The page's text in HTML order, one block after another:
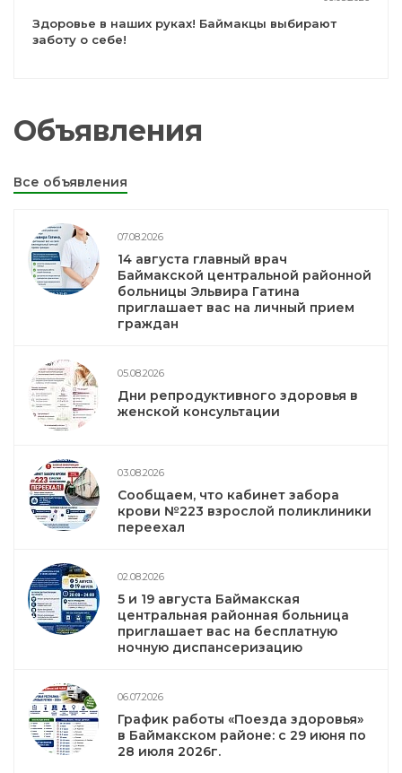
Здоровье в наших руках! Баймакцы выбирают
заботу о себе!
Объявления
Все объявления
07.08.2026
14 августа главный врач
Баймакской центральной районной
больницы Эльвира Гатина
приглашает вас на личный прием
граждан
05.08.2026
Дни репродуктивного здоровья в
женской консультации
03.08.2026
Сообщаем, что кабинет забора
крови №223 взрослой поликлиники
переехал
02.08.2026
5 и 19 августа Баймакская
центральная районная больница
приглашает вас на бесплатную
ночную диспансеризацию
06.07.2026
График работы «Поезда здоровья»
в Баймакском районе: с 29 июня по
28 июля 2026г.